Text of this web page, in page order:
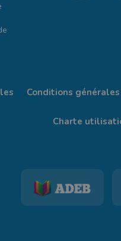
Conditions générales
Charte